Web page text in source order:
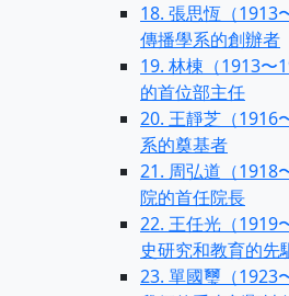
18. 張思恆（
傳播學系的創辦者
19. 林棟（1913
的首位部主任
20. 王靜芝（1916
系的奠基者
21. 周弘道（
院的首任院長
22. 王任光（
史研究和教育的先
23. 單國璽（1923